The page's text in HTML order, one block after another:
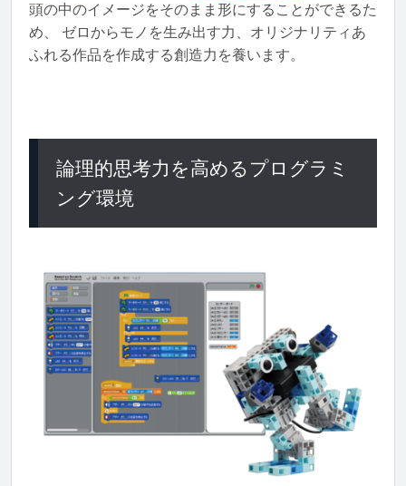
頭の中のイメージをそのまま形にすることができるた
め、 ゼロからモノを生み出す力、オリジナリティあ
ふれる作品を作成する創造力を養います。
論理的思考力を高めるプログラミ
ング環境